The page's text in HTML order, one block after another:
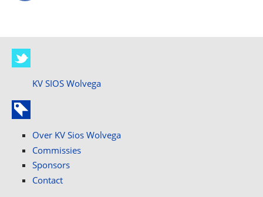
KV SIOS Wolvega
Over KV Sios Wolvega
Commissies
Sponsors
Contact